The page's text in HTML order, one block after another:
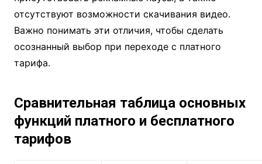
отсутствуют возможности скачивания видео.
Важно понимать эти отличия, чтобы сделать
осознанный выбор при переходе с платного
тарифа.
Сравнительная таблица основных
функций платного и бесплатного
тарифов